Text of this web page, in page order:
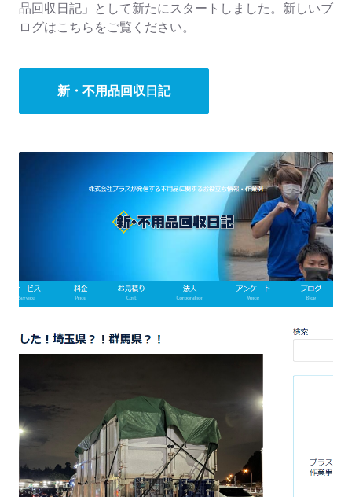
品回収日記」として新たにスタートしました。新しいブ
ログはこちらをご覧ください。
新・不用品回収日記